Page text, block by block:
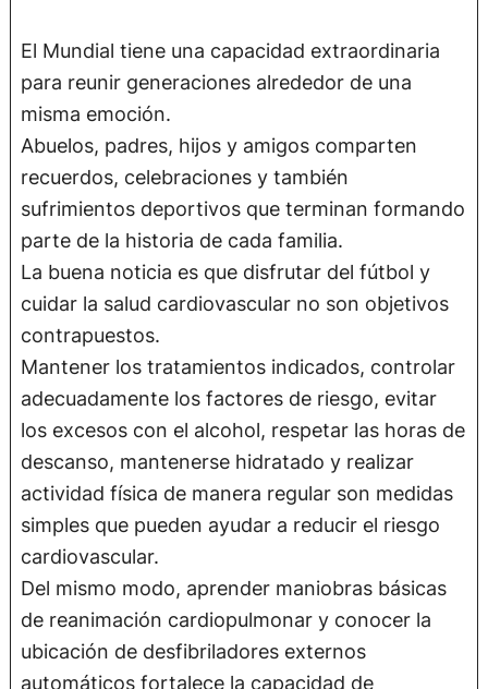
El Mundial tiene una capacidad extraordinaria
para reunir generaciones alrededor de una
misma emoción.
Abuelos, padres, hijos y amigos comparten
recuerdos, celebraciones y también
sufrimientos deportivos que terminan formando
parte de la historia de cada familia.
La buena noticia es que disfrutar del fútbol y
cuidar la salud cardiovascular no son objetivos
contrapuestos.
Mantener los tratamientos indicados, controlar
adecuadamente los factores de riesgo, evitar
los excesos con el alcohol, respetar las horas de
descanso, mantenerse hidratado y realizar
actividad física de manera regular son medidas
simples que pueden ayudar a reducir el riesgo
cardiovascular.
Del mismo modo, aprender maniobras básicas
de reanimación cardiopulmonar y conocer la
ubicación de desfibriladores externos
automáticos fortalece la capacidad de